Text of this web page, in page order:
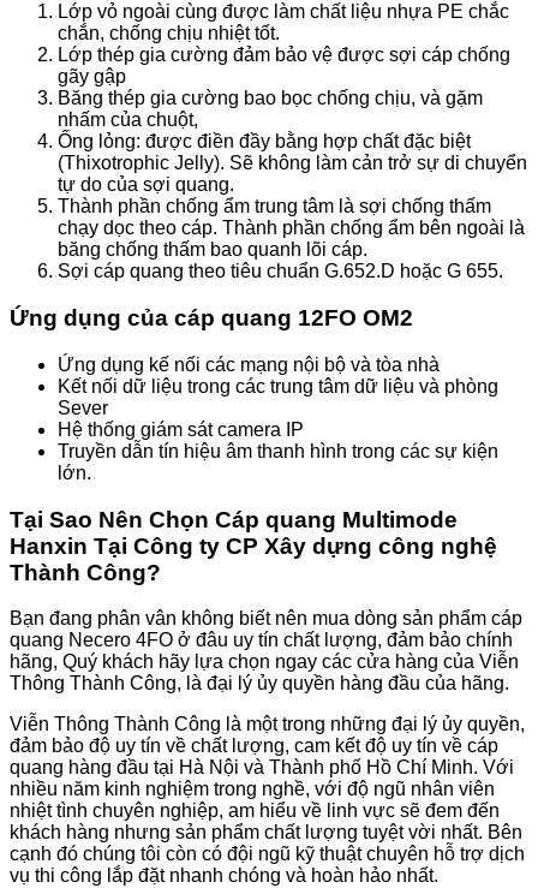
Lớp vỏ ngoài cùng được làm chất liệu nhựa PE chắc
chắn, chống chịu nhiệt tốt.
Lớp thép gia cường đảm bảo vệ được sợi cáp chống
gãy gập
Băng thép gia cường bao bọc chống chịu, và gặm
nhấm của chuột,
Ống lỏng: được điền đầy bằng hợp chất đặc biệt
(Thixotrophic Jelly). Sẽ không làm cản trở sự di chuyển
tự do của sợi quang.
Thành phần chống ẩm trung tâm là sợi chống thấm
chạy dọc theo cáp. Thành phần chống ẩm bên ngoài là
băng chống thấm bao quanh lõi cáp.
Sợi cáp quang theo tiêu chuẩn G.652.D hoặc G 655.
Ứng dụng của cáp quang 12FO OM2
Ứng dụng kế nối các mạng nội bộ và tòa nhà
Kết nối dữ liệu trong các trung tâm dữ liệu và phòng
Sever
Hệ thống giám sát camera IP
Truyền dẫn tín hiệu âm thanh hình trong các sự kiện
lớn.
Tại Sao Nên Chọn Cáp quang Multimode
Hanxin Tại Công ty CP Xây dựng công nghệ
Thành Công?
Bạn đang phân vân không biết nên mua dòng sản phẩm cáp
quang Necero 4FO ở đâu uy tín chất lượng, đảm bảo chính
hãng, Quý khách hãy lựa chọn ngay các cửa hàng của Viễn
Thông Thành Công, là đại lý ủy quyền hàng đầu của hãng.
Viễn Thông Thành Công là một trong những đại lý ủy quyền,
đảm bảo độ uy tín về chất lượng, cam kết độ uy tín về cáp
quang hàng đầu tại Hà Nội và Thành phố Hồ Chí Minh. Với
nhiều năm kinh nghiệm trong nghề, với độ ngũ nhân viên
nhiệt tình chuyên nghiệp, am hiểu về linh vực sẽ đem đến
khách hàng nhưng sản phẩm chất lượng tuyệt vời nhất. Bên
cạnh đó chúng tôi còn có đội ngũ kỹ thuật chuyên hỗ trợ dịch
vụ thi công lắp đặt nhanh chóng và hoàn hảo nhất.